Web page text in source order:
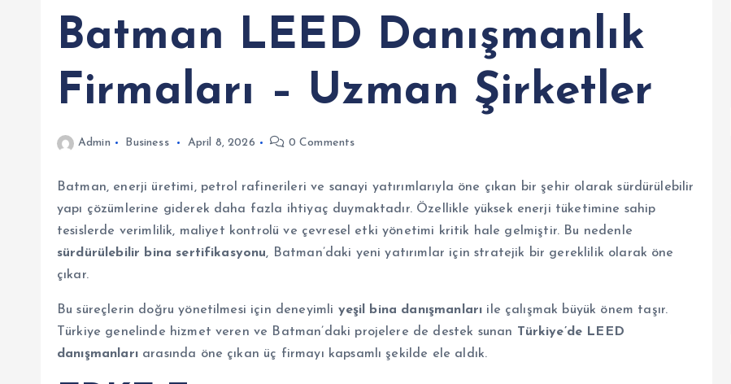
Batman LEED Danışmanlık
Firmaları – Uzman Şirketler
Admin Business April 8, 2026 0 Comments
Batman, enerji üretimi, petrol rafinerileri ve sanayi yatırımlarıyla öne çıkan bir şehir olarak sürdürülebilir
yapı çözümlerine giderek daha fazla ihtiyaç duymaktadır. Özellikle yüksek enerji tüketimine sahip
tesislerde verimlilik, maliyet kontrolü ve çevresel etki yönetimi kritik hale gelmiştir. Bu nedenle
sürdürülebilir bina sertifikasyonu, Batman’daki yeni yatırımlar için stratejik bir gereklilik olarak öne
çıkar.
Bu süreçlerin doğru yönetilmesi için deneyimli yeşil bina danışmanları ile çalışmak büyük önem taşır.
Türkiye genelinde hizmet veren ve Batman’daki projelere de destek sunan Türkiye’de LEED
danışmanlarıarasında öne çıkan üç firmayı kapsamlı şekilde ele aldık.